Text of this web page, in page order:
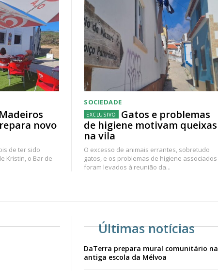
novo
de ter sido
Kristin, o Bar de
SOCIEDADE
Gatos e problemas
de higiene motivam queixas
na vila
O excesso de animais errantes, sobretudo
gatos, e os problemas de higiene associados
foram levados à reunião da...
Últimas notícias
DaTerra prepara mural comunitário na
antiga escola da Mélvoa